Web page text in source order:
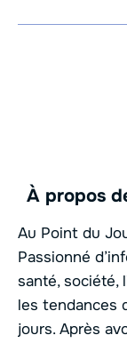
À propos
Au Point du
Passionné
santé, société,
les tendances
jours. Après